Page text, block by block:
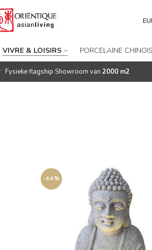
VIVRE & LOISIRS PORCELAINE
Fysieke flagship Showroom van 2000 m2
-44%